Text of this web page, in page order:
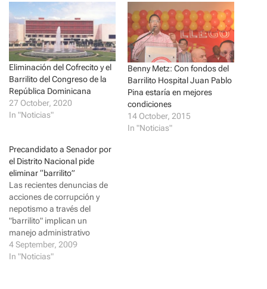
r
e
o
n
T
w
i
t
t
e
r
(
O
p
i
n
n
e
w
w
n
d
o
w
)
a
e
o
n
F
a
c
e
b
o
o
k
(
s
i
n
n
e
w
i
n
d
o
w
)
Eliminación del Cofrecito y el
Barrilito del Congreso de la
República Dominicana
27 October, 2020
In "Noticias"
Benny Metz: Con fondos del
Barrilito Hospital Juan Pablo
Pina estaría en mejores
condiciones
14 October, 2015
In "Noticias"
Precandidato a Senador por
el Distrito Nacional pide
eliminar “barrilito”
Las recientes denuncias de
acciones de corrupción y
nepotismo a través del
"barrilito" implican un
manejo administrativo
irregular del presupuesto del
Senado de la República,
4 September, 2009
In "Noticias"